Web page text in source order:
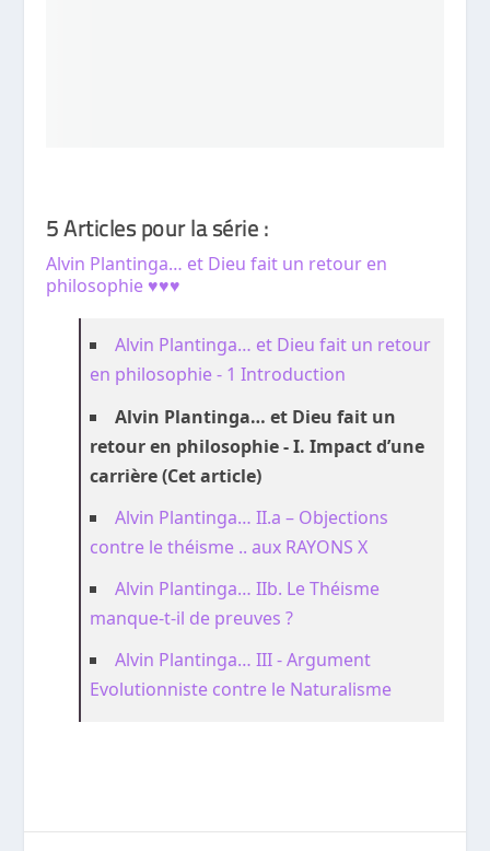
5 Articles pour la série :
Alvin Plantinga… et Dieu fait un retour en
philosophie ♥♥♥
Alvin Plantinga… et Dieu fait un retour
en philosophie - 1 Introduction
Alvin Plantinga… et Dieu fait un
retour en philosophie - I. Impact d’une
carrière (Cet article)
Alvin Plantinga… II.a – Objections
contre le théisme .. aux RAYONS X
Alvin Plantinga… IIb. Le Théisme
manque-t-il de preuves ?
Alvin Plantinga… III - Argument
Evolutionniste contre le Naturalisme